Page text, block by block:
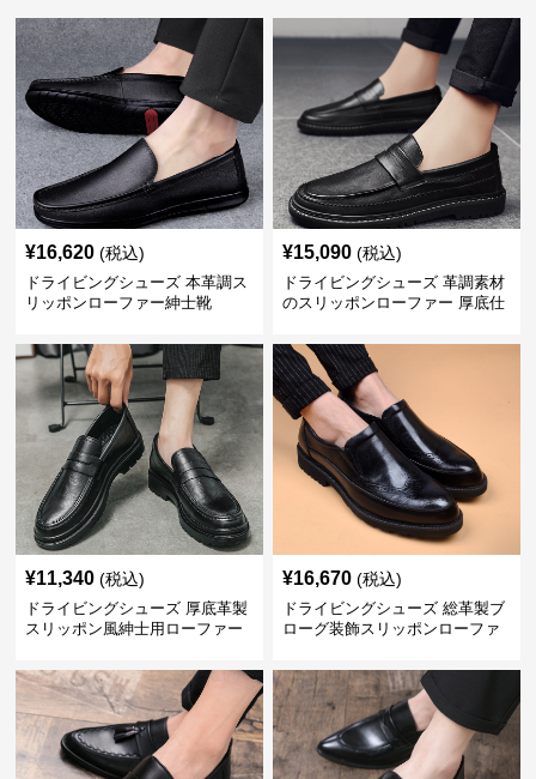
¥16,620 (税込)
ドライビングシューズ 本革調ス
リッポンローファー紳士靴
¥15,090 (税込)
ドライビングシューズ 革調素材
のスリッポンローファー 厚底仕
¥11,340 (税込)
ドライビングシューズ 厚底革製
スリッポン風紳士用ローファー
¥16,670 (税込)
ドライビングシューズ 総革製ブ
ローグ装飾スリッポンローファ